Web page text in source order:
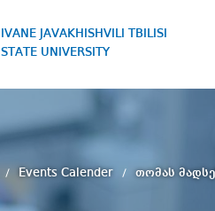
IVANE JAVAKHISHVILI TBILISI
STATE UNIVERSITY
Events Calender თომას